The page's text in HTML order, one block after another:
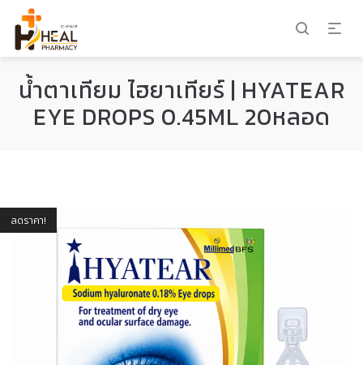
น้ำตาเทียม ไฮยาเทียร์ | HYATEAR
EYE DROPS 0.45ML 20หลอด
ลดราคา!